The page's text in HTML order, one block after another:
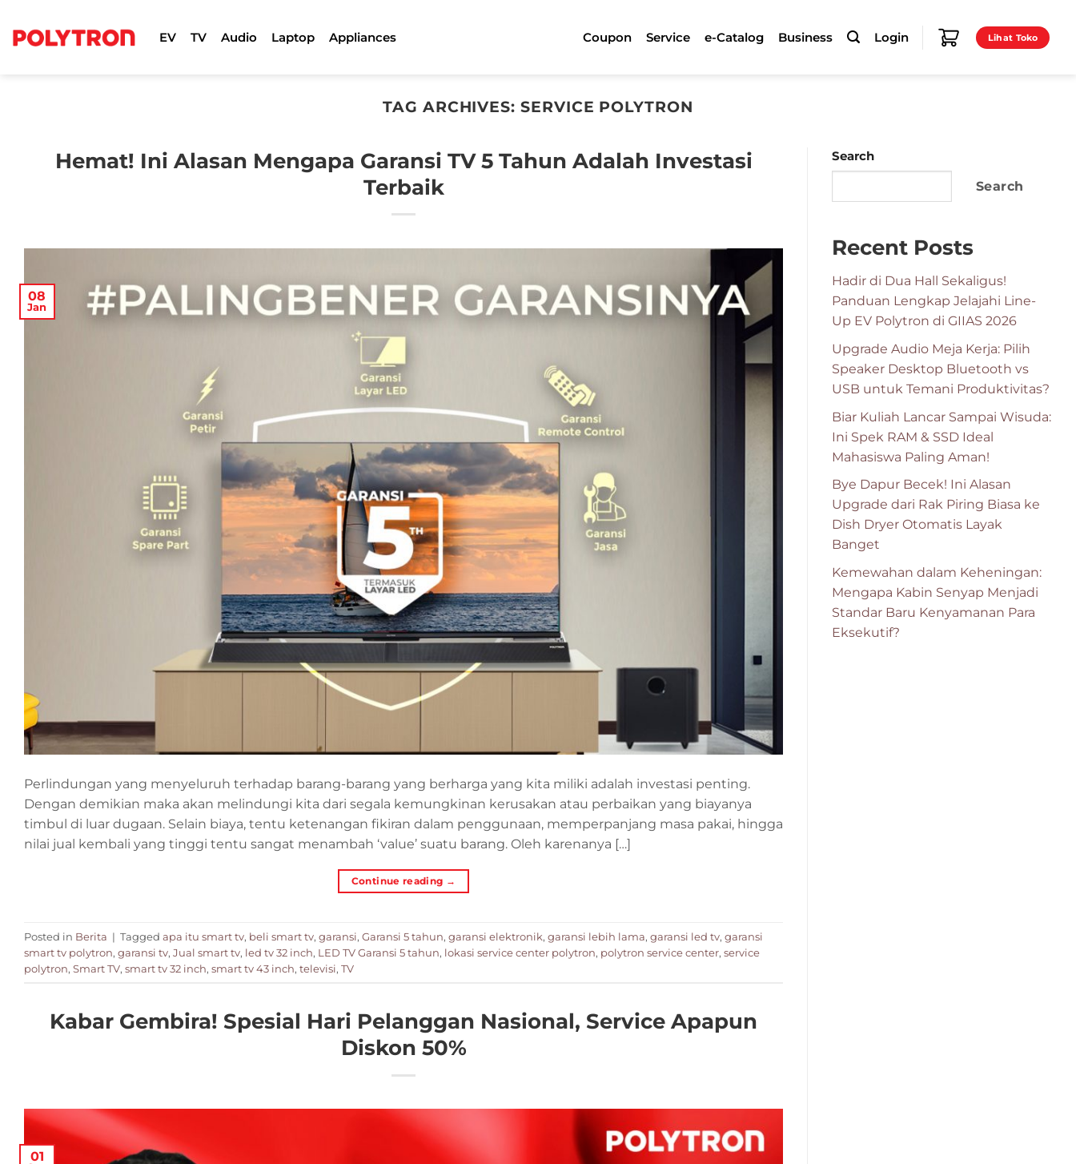
content
EV TV Audio Laptop Appliances Coupon Service e-Catalog Business Login Lihat Toko
TAG ARCHIVES:SERVICE POLYTRON
Hemat! Ini Alasan Mengapa Garansi TV 5 Tahun Adalah Investasi
Terbaik
08
Jan
Perlindungan yang menyeluruh terhadap barang-barang yang berharga yang kita miliki adalah investasi penting.
Dengan demikian maka akan melindungi kita dari segala kemungkinan kerusakan atau perbaikan yang biayanya
timbul di luar dugaan. Selain biaya, tentu ketenangan fikiran dalam penggunaan, memperpanjang masa pakai, hingga
nilai jual kembali yang tinggi tentu sangat menambah ‘value’ suatu barang. Oleh karenanya […]
Continue reading →
Posted in Berita | Tagged apa itu smart tv, beli smart tv, garansi, Garansi 5 tahun, garansi elektronik, garansi lebih lama, garansi led tv, garansi
smart tv polytron, garansi tv, Jual smart tv, led tv 32 inch, LED TV Garansi 5 tahun, lokasi service center polytron, polytron service center, service
polytron, Smart TV, smart tv 32 inch, smart tv 43 inch, televisi, TV
Kabar Gembira! Spesial Hari Pelanggan Nasional, Service Apapun
Diskon 50%
01
Search
Search
Recent Posts
Hadir di Dua Hall Sekaligus!
Panduan Lengkap Jelajahi Line-
Up EV Polytron di GIIAS 2026
Upgrade Audio Meja Kerja: Pilih
Speaker Desktop Bluetooth vs
USB untuk Temani Produktivitas?
Biar Kuliah Lancar Sampai Wisuda:
Ini Spek RAM & SSD Ideal
Mahasiswa Paling Aman!
Bye Dapur Becek! Ini Alasan
Upgrade dari Rak Piring Biasa ke
Dish Dryer Otomatis Layak
Banget
Kemewahan dalam Keheningan:
Mengapa Kabin Senyap Menjadi
Standar Baru Kenyamanan Para
Eksekutif?